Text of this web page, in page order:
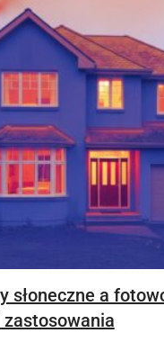
słoneczne a
zastosowania